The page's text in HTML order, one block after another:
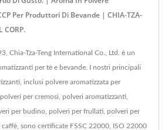
Per Produttori Di Bevande | CHIA-TZA-
CORP.
Chia-Tza-Teng International Co., Ltd. è un
per tè e bevande. I nostri principali
inclusi polvere aromatizzata per
per cremosi, polveri aromatizzanti,
per budino, polveri per frullati, polveri per
sono certificate FSSC 22000, ISO 22000